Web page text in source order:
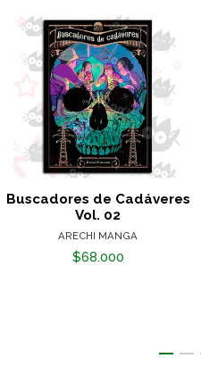
Buscadores de Cadáveres
Vol. 02
ARECHI MANGA
$68.000